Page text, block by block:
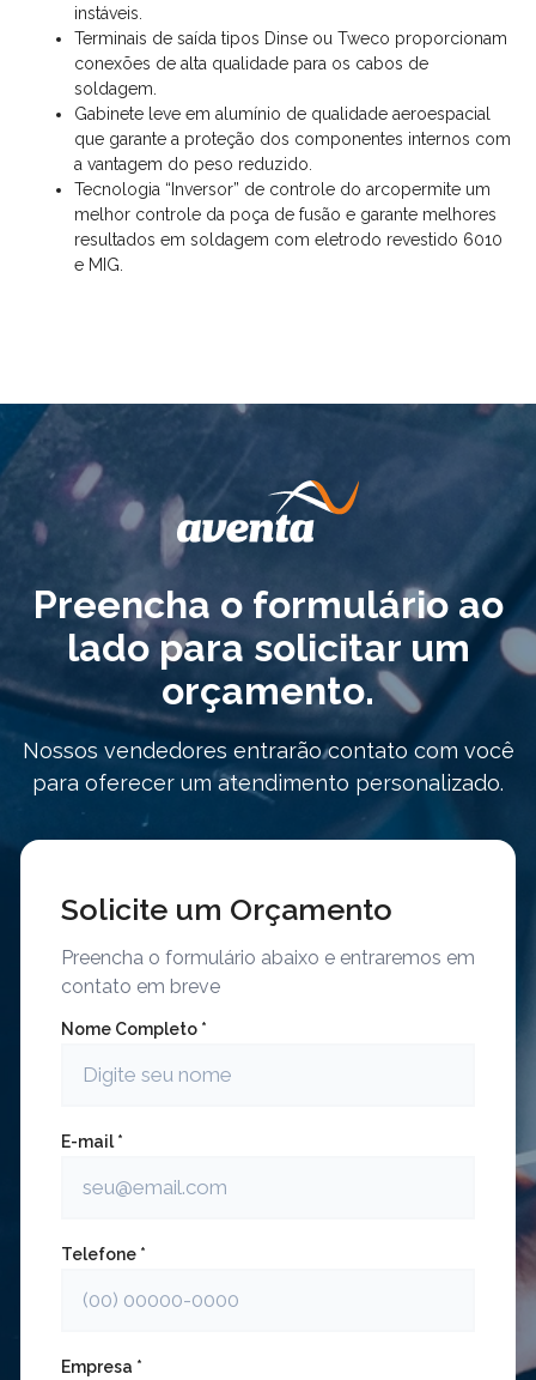
instáveis.
Terminais de saída tipos Dinse ou Tweco proporcionam
conexões de alta qualidade para os cabos de
soldagem.
Gabinete leve em alumínio de qualidade aeroespacial
que garante a proteção dos componentes internos com
a vantagem do peso reduzido.
Tecnologia “Inversor” de controle do arcopermite um
melhor controle da poça de fusão e garante melhores
resultados em soldagem com eletrodo revestido 6010
e MIG.
Preencha o formulário ao
lado para solicitar um
orçamento.
Nossos vendedores entrarão contato com você
para oferecer um atendimento personalizado.
Solicite um Orçamento
Preencha o formulário abaixo e entraremos em
contato em breve
Nome Completo *
E-mail *
Telefone *
Empresa *